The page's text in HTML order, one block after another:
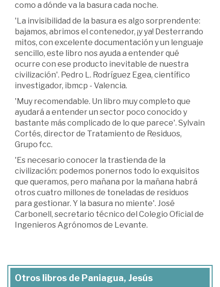
como a dónde va la basura cada noche.
'La invisibilidad de la basura es algo sorprendente:
bajamos, abrimos el contenedor, ¡y ya! Desterrando
mitos, con excelente documentación y un lenguaje
sencillo, este libro nos ayuda a entender qué
ocurre con ese producto inevitable de nuestra
civilización'. Pedro L. Rodríguez Egea, científico
investigador, ibmcp - Valencia.
'Muy recomendable. Un libro muy completo que
ayudará a entender un sector poco conocido y
bastante más complicado de lo que parece'. Sylvain
Cortés, director de Tratamiento de Residuos,
Grupo fcc.
'Es necesario conocer la trastienda de la
civilización: podemos ponernos todo lo exquisitos
que queramos, pero mañana por la mañana habrá
otros cuatro millones de toneladas de residuos
para gestionar. Y la basura no miente'. José
Carbonell, secretario técnico del Colegio Oficial de
Ingenieros Agrónomos de Levante.
Otros libros de Paniagua, Jesús